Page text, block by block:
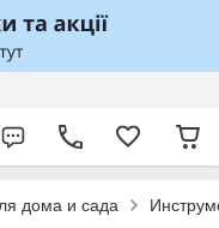
дома и сада